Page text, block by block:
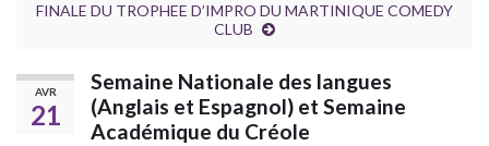
FINALE DU TROPHEE D’IMPRO DU MARTINIQUE COMEDY
CLUB
AVR
21
Semaine Nationale des langues
(Anglais et Espagnol) et Semaine
Académique du Créole